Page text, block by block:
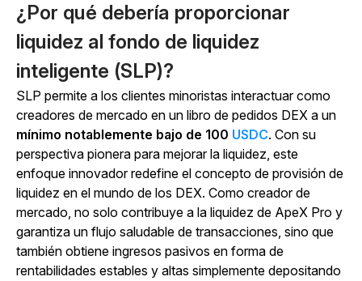
¿Por qué debería proporcionar
liquidez al fondo de liquidez
inteligente (SLP)?
SLP permite a los clientes minoristas interactuar como
creadores de mercado en un libro de pedidos DEX a un
mínimo notablemente bajo de 100 USDC. Con su
perspectiva pionera para mejorar la liquidez, este
enfoque innovador redefine el concepto de provisión de
liquidez en el mundo de los DEX. Como creador de
mercado, no solo contribuye a la liquidez de ApeX Pro y
garantiza un flujo saludable de transacciones, sino que
también obtiene ingresos pasivos en forma de
rentabilidades estables y altas simplemente depositando